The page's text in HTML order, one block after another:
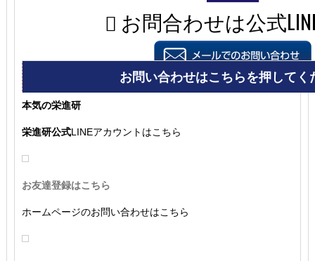
本気の栄進研
栄進研公式LINEアカウントはこちら
お友達登録はこちら
ホームページのお問い合わせはこちら